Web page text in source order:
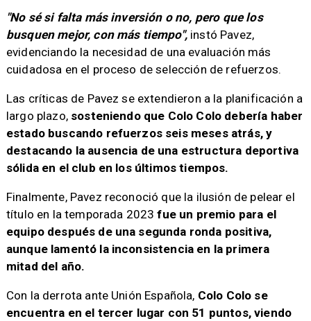
"No sé si falta más inversión o no, pero que los
busquen mejor, con más tiempo",instó Pavez,
evidenciando la necesidad de una evaluación más
cuidadosa en el proceso de selección de refuerzos.
Las críticas de Pavez se extendieron a la planificación a
largo plazo,sosteniendo que Colo Colo debería haber
estado buscando refuerzos seis meses atrás, y
destacando la ausencia de una estructura deportiva
sólida en el club en los últimos tiempos.
Finalmente, Pavez reconoció que la ilusión de pelear el
título en la temporada 2023fue un premio para el
equipo después de una segunda ronda positiva,
aunque lamentó la inconsistencia en la primera
mitad del año.
Con la derrota ante Unión Española, Colo Colo se
encuentra en el tercer lugar con 51 puntos, viendo